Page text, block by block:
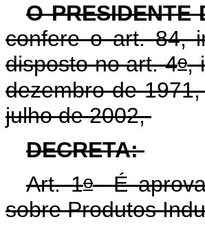
O PRESIDENTE
confere o art. 84,
disposto no art. 4o,
dezembro de
julho de 2002,
DECRETA:
Art. 1o
É
sobre Produtos